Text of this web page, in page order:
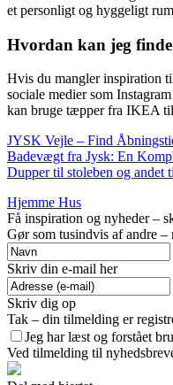
et personligt og hyggeligt
Hvordan kan jeg
Hvis du mangler inspiration
sociale medier som
kan bruge tæpper fra IKEA
JYSK Vejle – Find
Badevægt fra Jysk: En
Dupper til stoleben og andet
Hjemme Hus
Få inspiration og nyheder –
Gør som tusindvis af andre –
Skriv din e-mail her
Skriv dig op
Tak – din tilmelding er
Jeg har læst og forstået
Ved tilmelding til